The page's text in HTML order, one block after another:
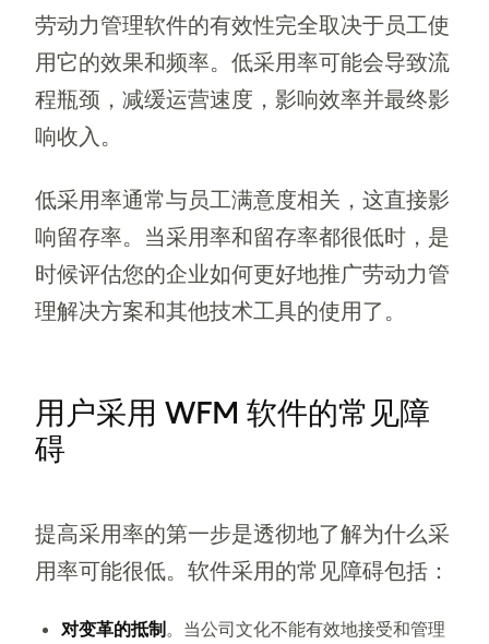
劳动力管理软件的有效性完全取决于员工使
用它的效果和频率。低采用率可能会导致流
程瓶颈，减缓运营速度，影响效率并最终影
响收入。
低采用率通常与员工满意度相关，这直接影
响留存率。当采用率和留存率都很低时，是
时候评估您的企业如何更好地推广劳动力管
理解决方案和其他技术工具的使用了。
用户采用 WFM 软件的常见障
碍
提高采用率的第一步是透彻地了解为什么采
用率可能很低。软件采用的常见障碍包括：
对变革的抵制 。当公司文化不能有效地接受和管理